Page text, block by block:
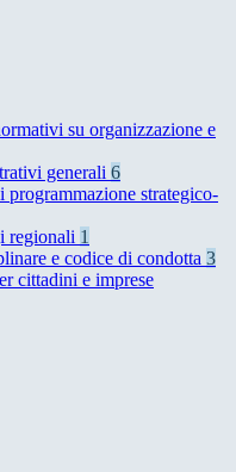
su organizzazione e
generali 6
programmazione strategico-
regionali 1
e codice di condotta 3
cittadini e imprese